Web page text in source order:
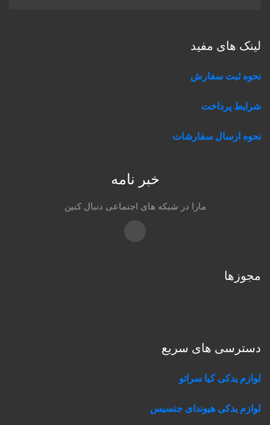
لینک های مفید
نحوه ثبت سفارش
شرایط پرداخت
نحوه ارسال سفارشات
خبر نامه
مارا در شبکه های اجتماعی دنبال کنین
Instagram
مجوزها
دسترسی های سریع
لوازم یدکی کیا سراتو
لوازم یدکی هیوندای جنسیس